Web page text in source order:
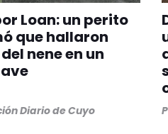
Loan: un perito
que hallaron
nene en un
Diario de Cuyo